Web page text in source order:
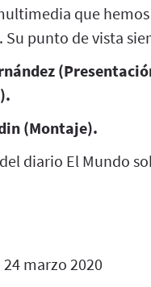
que
Su punto de vista
(Montaje).
diario El Mundo
24 marzo 2020